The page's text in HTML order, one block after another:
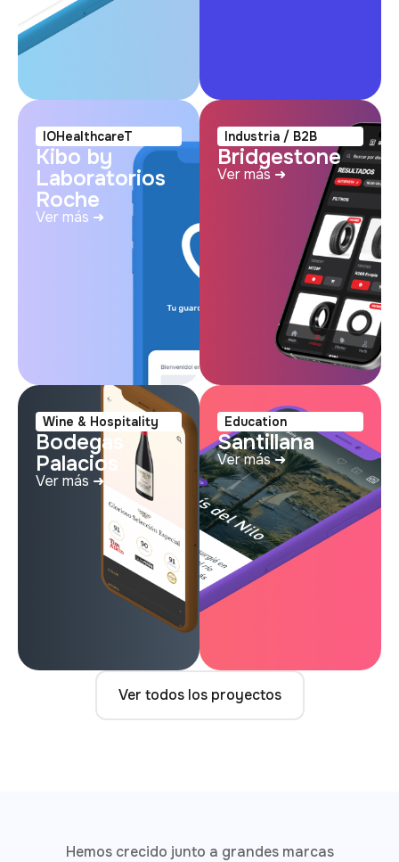
IOHealthcareT
Kibo by
Laboratorios
Roche
Ver más ➜
Industria / B2B
Bridgestone
Ver más ➜
Wine & Hospitality
Bodegas
Palacios
Ver más ➜
Education
Santillana
Ver más ➜
Ver todos los proyectos
Hemos crecido junto a grandes marcas